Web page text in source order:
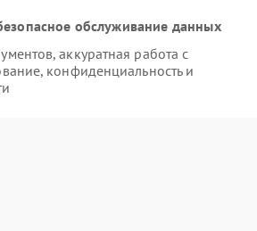
обслуживание данных
аккуратная работа с
конфиденциальность и